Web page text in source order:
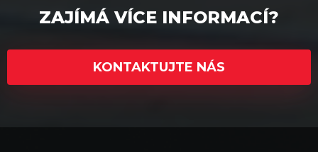
ZAJÍMÁ VÍCE INFORMACÍ?
KONTAKTUJTE NÁS